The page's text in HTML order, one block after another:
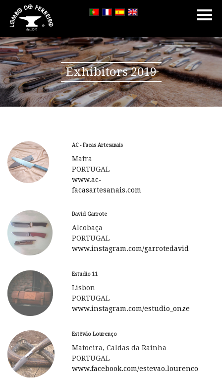
Exhibitors 2019
AC - Facas Artesanais
Mafra
PORTUGAL
www.ac-
facasartesanais.com
Estudio 11
Lisbon
PORTUGAL
www.instagram.com/estudio_onze
David Garrote
Alcobaça
PORTUGAL
www.instagram.com/garrotedavid
Estêvão Lourenço
Matoeira, Caldas da Rainha
PORTUGAL
www.facebook.com/estevao.lourenco